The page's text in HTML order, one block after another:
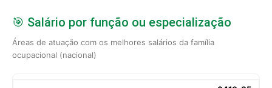
🎯 Salário por função ou especialização
Áreas de atuação com os melhores salários da família
ocupacional (nacional)